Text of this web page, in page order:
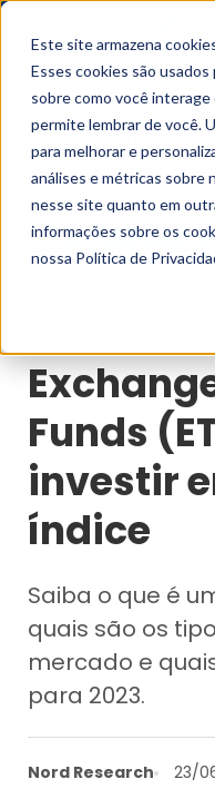
Este site armazena
Esses cookies são
sobre como você
permite lembrar de você.
para melhorar e
análises e métricas sobre
nesse site quanto em
informações sobre os
nossa Política de
Exchange
Funds
investir
índice
Saiba o que é
quais são os
mercado e
para 2023.
Nord Research 23/